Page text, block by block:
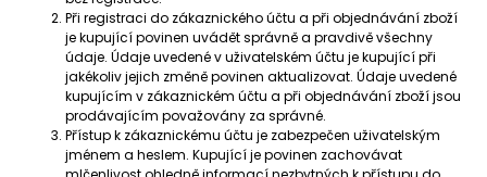
Při registraci do zákaznického účtu a při objednávání zboží
je kupující povinen uvádět správně a pravdivě všechny
údaje. Údaje uvedené v uživatelském účtu je kupující při
jakékoliv jejich změně povinen aktualizovat. Údaje uvedené
kupujícím v zákaznickém účtu a při objednávání zboží jsou
prodávajícím považovány za správné.
Přístup k zákaznickému účtu je zabezpečen uživatelským
jménem a heslem. Kupující je povinen zachovávat